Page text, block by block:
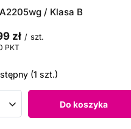
/ Klasa B
zł / szt.
PKT
(1 szt.)
produktów Do koszyka